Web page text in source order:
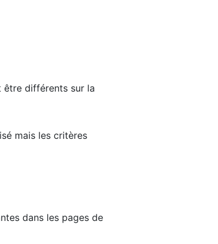
être différents sur la
mais les critères
dans les pages de